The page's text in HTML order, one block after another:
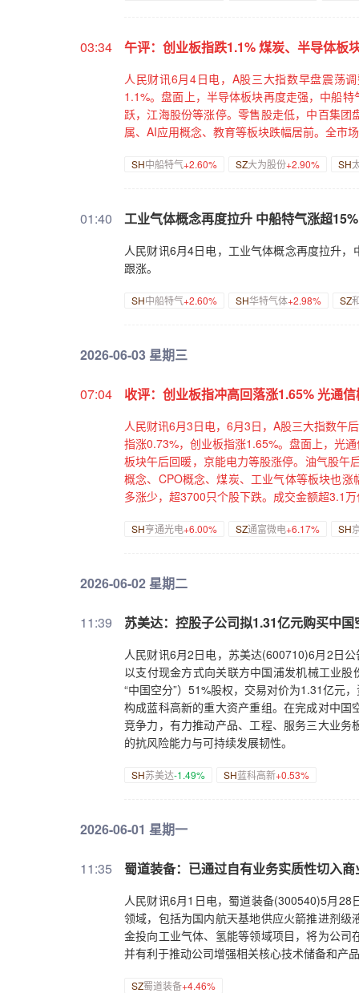
03:34 午评：创业板指跌1.1% 煤炭、半导体板
人民财讯6月4日电，A股三大指数早盘震荡
1.1%。盘面上，半导体板块再度走强，中船
跃，江海股份等涨停。零售股走低，中百集
属、AI应用概念、教育等板块跌幅居前。全市
SH中船特气+2.60% SZ大为股份+2.90% SH
01:40 工业气体概念再度拉升 中船特气涨超15%
人民财讯6月4日电，工业气体概念再度拉升
跟涨。
SH中船特气+2.60% SH华特气体+2.98% SZ
2026-06-03 星期三
07:04 收评：创业板指冲高回落涨1.65% 光通
人民财讯6月3日电，6月3日，A股三大指数午
指涨0.73%，创业板指涨1.65%。盘面上，光
板块午后回暖，京能电力等股涨停。油气股午
概念、CPO概念、煤炭、工业气体等板块也
多涨少，超3700只个股下跌。成交金额超3.1
SH亨通光电+6.00% SZ通富微电+6.17% SH
2026-06-02 星期二
11:39 苏美达：控股子公司拟1.31亿元购买中
人民财讯6月2日电，苏美达(600710)6月2日
以支付现金方式向关联方中国浦发机械工业
“中国空分”）51%股权，交易对价为1.31亿元
构成蓝科高新的重大资产重组。在完成对中
竞争力，有力推动产品、工程、服务三大业
的抗风险能力与可持续发展韧性。
SH苏美达-1.49% SH蓝科高新+0.53%
2026-06-01 星期一
11:35 蜀道装备：已通过自有业务实质性切入
人民财讯6月1日电，蜀道装备(300540)5月28
领域，包括为国内航天基地供应火箭推进剂
金投向工业气体、氢能等领域项目，将为公
并有利于推动公司增强相关核心技术储备和产
SZ蜀道装备+4.46%